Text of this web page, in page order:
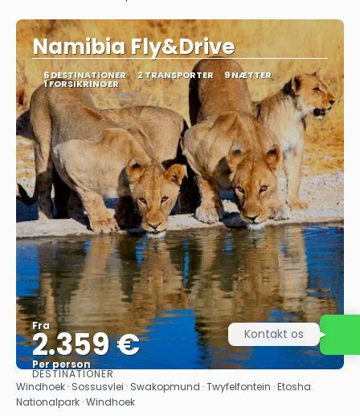
Namibia Fly&Drive
6 DESTINATIONER 2 TRANSPORTER 9 NÆTTER
1 FORSIKRINGER
Fra
2.359 €
Per person
Se
DESTINATIONER
Windhoek · Sossusvlei · Swakopmund · Twyfelfontein · Etosha
Nationalpark · Windhoek
Kontakt os